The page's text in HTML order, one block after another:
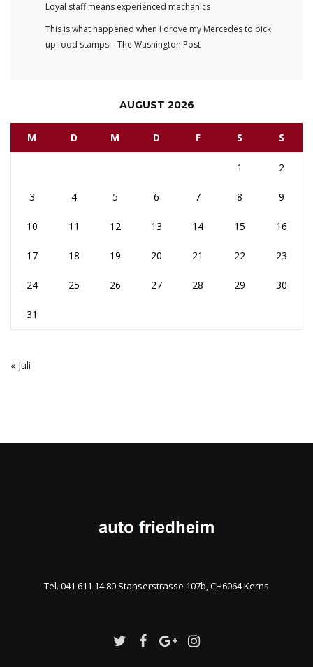
Loyal staff means experienced mechanics
This is what happened when I drove my Mercedes to pick
up food stamps – The Washington Post
AUGUST 2026
M D M D F S S
1 2
3 4 5 6 7 8 9
10 11 12 13 14 15 16
17 18 19 20 21 22 23
24 25 26 27 28 29 30
31
« Juli
Tel. 041 611 14 80 Stanserstrasse 107b, CH6064 Kerns